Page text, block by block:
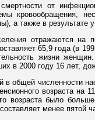
от
кровообращения,
а также в результате
отражаются на
65,9 года (в
жизни
в 2000 году 16 лет,
общей численности
возраста на
возраста было
менее пятой